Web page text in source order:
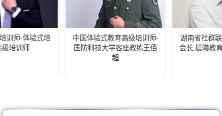
培
中国体验式教育高级培训师-
国防科技大学客座教练王佰
湖南省社群联盟（联合会
会长,晨曦教育首席专家